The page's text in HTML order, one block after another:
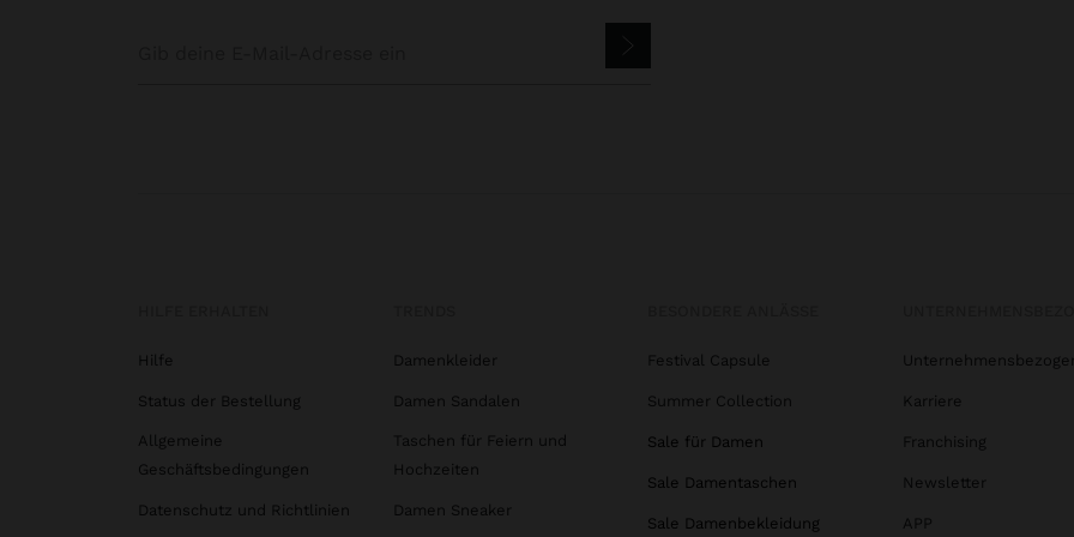
Hilfe
Status der Bestellung
Allgemeine
Geschäftsbedingungen
Datenschutz und Richtlinien
Damenkleider
Damen Sandalen
Taschen für Feiern und
Hochzeiten
Damen Sneaker
Festival Capsule
Summer Collection
Sale für Damen
Sale Damentaschen
Sale Damenbekleidung
Karriere
Franchising
Newsletter
APP